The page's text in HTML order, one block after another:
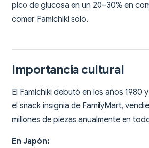
pico de glucosa en un 20–30% en
comer Famichiki solo.
Importancia cultural
El Famichiki debutó en los años 1980
el snack insignia de FamilyMart,
millones de piezas anualmente en
En Japón: